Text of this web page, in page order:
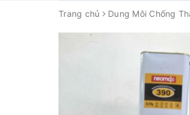
Trang chủ Dung Môi Chống